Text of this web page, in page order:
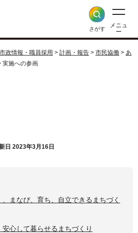
さがす
メニュ
ー
市政情報・職員採用 > 計画・報告 > 市民協働 > あ
実施への参画
日 2023年3月16日
まなび、育ち、自立できるまちづく
心して暮らせるまちづくり